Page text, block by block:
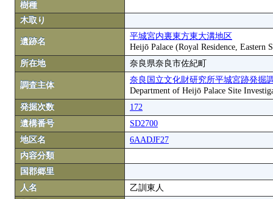
樹種
木取り
遺跡名
平城宮内裏東方東大溝地区
Heijō Palace (Royal Residence, Eastern
所在地
奈良県奈良市佐紀町
調査主体
奈良国立文化財研究所平城宮跡発掘
Department of Heijō Palace Site
発掘次数
172
遺構番号
SD2700
地区名
6AADJF27
内容分類
国郡郷里
人名
乙訓東人